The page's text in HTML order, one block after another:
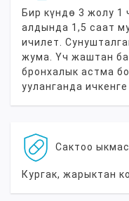
Бир күндө 3 жолу 1
алдында 1,5 саат
ичилет.
жума. Үч жаштан
бронхалык астма
ууланганда ичкенге
Сактоо
Кургак, жарыктан